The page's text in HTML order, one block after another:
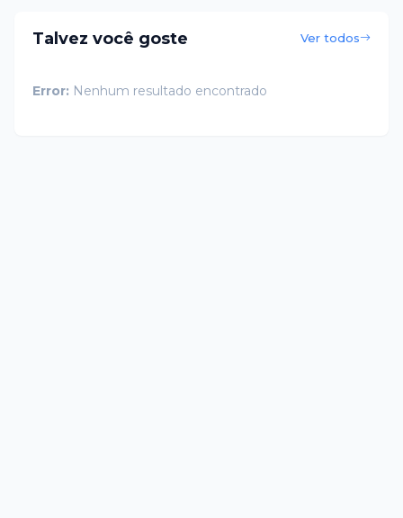
Talvez você goste Ver todos
Error: Nenhum resultado encontrado